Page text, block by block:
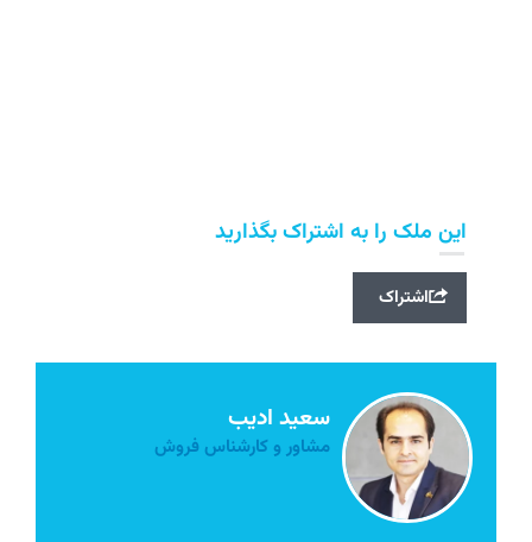
این ملک را به اشتراک بگذارید
اشتراک
سعید ادیب
مشاور و کارشناس فروش